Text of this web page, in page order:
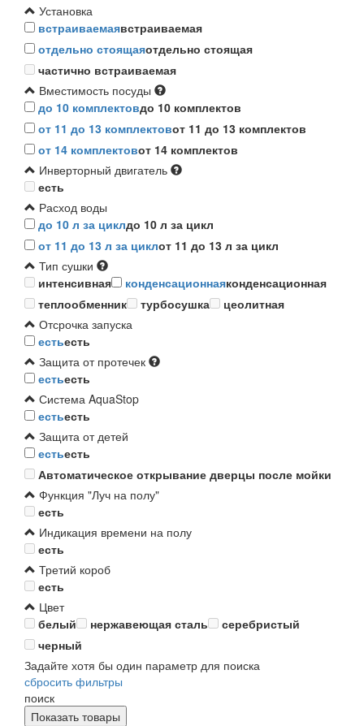
Установка
встраиваемаявстраиваемая
отдельно стоящаяотдельно стоящая
частично встраиваемая
Вместимость посуды
до 10 комплектовдо 10 комплектов
от 11 до 13 комплектовот 11 до 13 комплектов
от 14 комплектовот 14 комплектов
Инверторный двигатель
есть
Расход воды
до 10 л за циклдо 10 л за цикл
от 11 до 13 л за циклот 11 до 13 л за цикл
Тип сушки
интенсивная
конденсационнаяконденсационная
теплообменник
турбосушка
цеолитная
Отсрочка запуска
естьесть
Защита от протечек
естьесть
Система AquaStop
естьесть
Защита от детей
естьесть
Автоматическое открывание дверцы после мойки
Функция "Луч на полу"
есть
Индикация времени на полу
есть
Третий короб
есть
Цвет
белый
нержавеющая сталь
серебристый
черный
Задайте хотя бы один параметр для поиска
сбросить фильтры
поиск